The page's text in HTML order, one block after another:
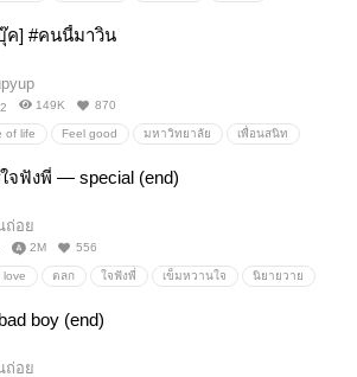
ค] #คนนี้มาวิน
149K 870
of life Feel good มหาวิทยาลัย เพื่อนสนิท
จฟังพี่ — special (end)
ถ่อย
2M 556
love ตลก ใจฟังพี่ เข็มหวานใจ นิยายวาย
boy (end)
ถ่อย